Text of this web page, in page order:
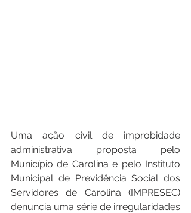
Uma ação civil de improbidade
administrativa proposta pelo
Município de Carolina e pelo Instituto
Municipal de Previdência Social dos
Servidores de Carolina (IMPRESEC)
denuncia uma série de irregularidades